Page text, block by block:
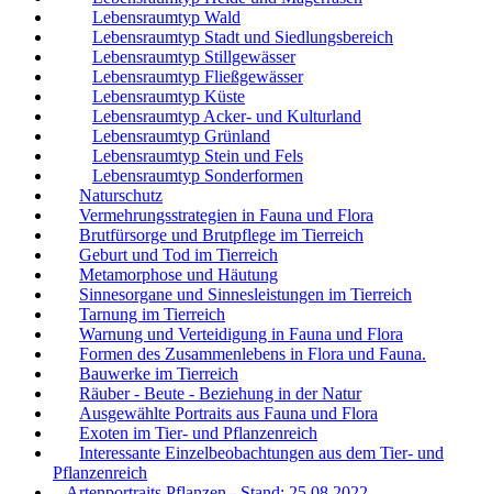
Lebensraumtyp Wald
Lebensraumtyp Stadt und Siedlungsbereich
Lebensraumtyp Stillgewässer
Lebensraumtyp Fließgewässer
Lebensraumtyp Küste
Lebensraumtyp Acker- und Kulturland
Lebensraumtyp Grünland
Lebensraumtyp Stein und Fels
Lebensraumtyp Sonderformen
Naturschutz
Vermehrungsstrategien in Fauna und Flora
Brutfürsorge und Brutpflege im Tierreich
Geburt und Tod im Tierreich
Metamorphose und Häutung
Sinnesorgane und Sinnesleistungen im Tierreich
Tarnung im Tierreich
Warnung und Verteidigung in Fauna und Flora
Formen des Zusammenlebens in Flora und Fauna.
Bauwerke im Tierreich
Räuber - Beute - Beziehung in der Natur
Ausgewählte Portraits aus Fauna und Flora
Exoten im Tier- und Pflanzenreich
Interessante Einzelbeobachtungen aus dem Tier- und
Pflanzenreich